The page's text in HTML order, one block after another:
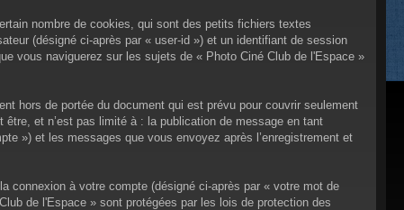
nombre de cookies, qui sont des petits fichiers textes
(désigné ci-après par « user-id ») et un identifiant de session
vous naviguerez sur les sujets de « Photo Ciné Club de l'Espace »
hors de portée du document qui est prévu pour couvrir seulement
et n’est pas limité à : la publication de message en tant
») et les messages que vous envoyez après l’enregistrement et
connexion à votre compte (désigné ci-après par « votre mot de
de l'Espace » sont protégées par les lois de protection des